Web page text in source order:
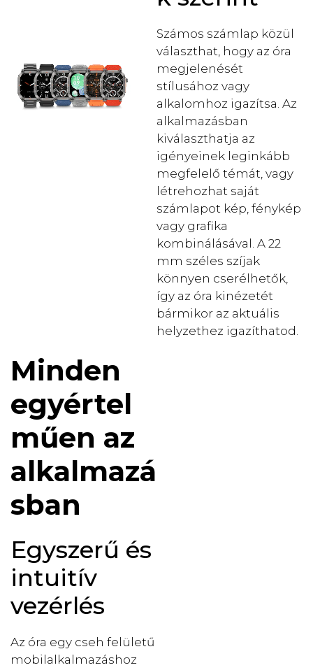
Számos számlap közül
választhat, hogy az óra
megjelenését
stílusához vagy
alkalomhoz igazítsa. Az
alkalmazásban
kiválaszthatja az
igényeinek leginkább
megfelelő témát, vagy
létrehozhat saját
számlapot kép, fénykép
vagy grafika
kombinálásával. A 22
mm széles szíjak
könnyen cserélhetők,
így az óra kinézetét
bármikor az aktuális
helyzethez igazíthatod.
Minden
egyértel
műen az
alkalmazá
sban
Egyszerű és
intuitív
vezérlés
Az óra egy cseh felületű
mobilalkalmazáshoz